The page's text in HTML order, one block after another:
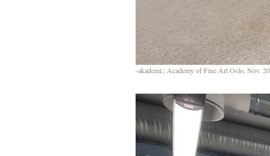
-akademi;: Academy of Fine Art Oslo, Nov.